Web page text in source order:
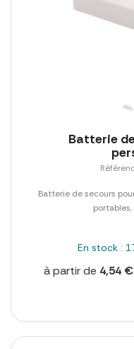
Batterie
Batterie de secours
En stock :
à partir de 4,54 €